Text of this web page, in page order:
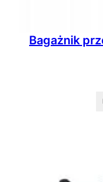
Bagażnik